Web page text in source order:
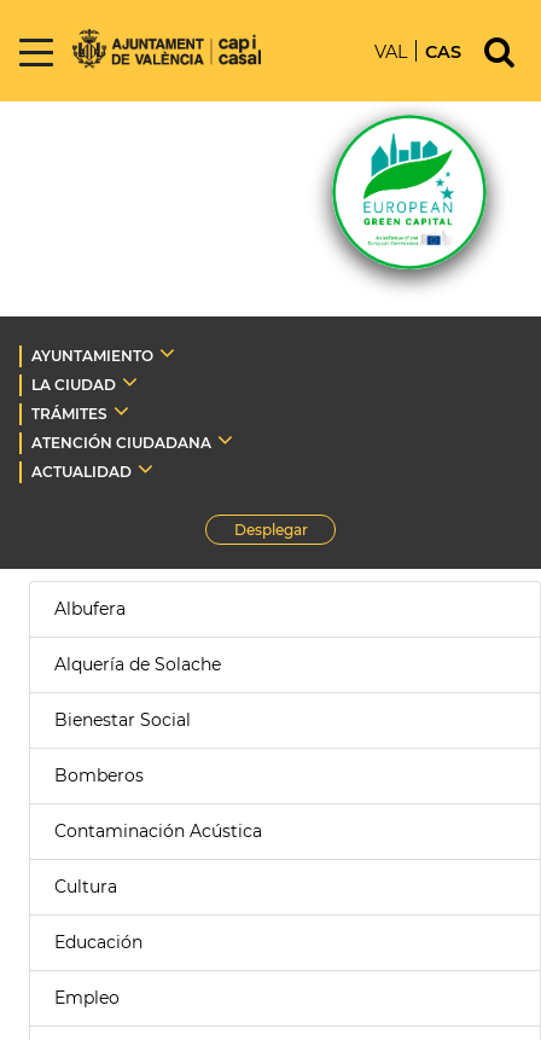
VAL CAS
AYUNTAMIENTO
LA CIUDAD
TRÁMITES
ATENCIÓN CIUDADANA
ACTUALIDAD
Desplegar
Albufera
Alquería de Solache
Bienestar Social
Bomberos
Contaminación Acústica
Cultura
Educación
Empleo